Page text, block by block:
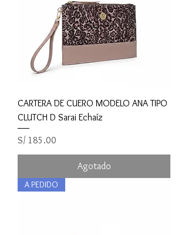
CARTERA DE CUERO MODELO ANA TIPO
CLUTCH D Sarai Echaíz
Precio
S/ 185.00
Agotado
A PEDIDO